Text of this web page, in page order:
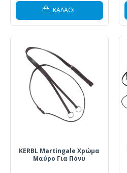
ΚΑΛΆΘΙ
KERBL Martingale Χρώμα
Μαύρο Για Πόνυ